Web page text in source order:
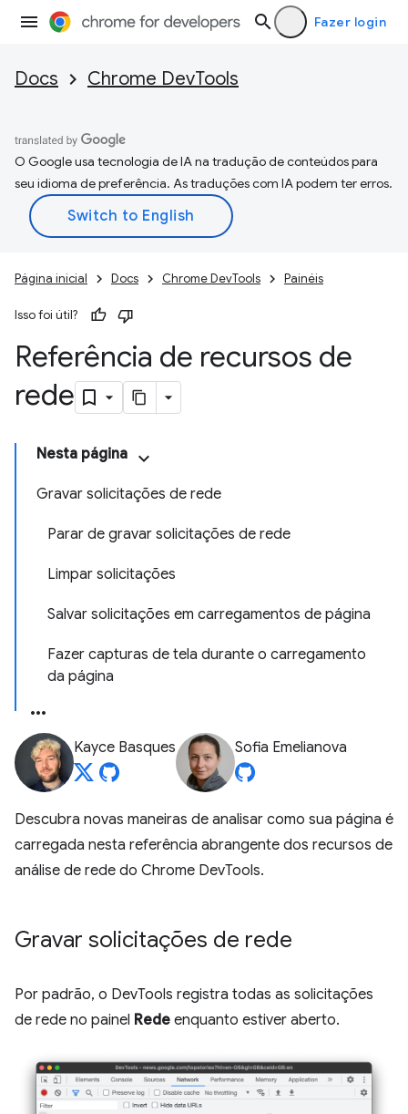
Fazer login
Docs Chrome DevTools
O Google usa tecnologia de IA na tradução de conteúdos para
seu idioma de preferência. As traduções com IA podem ter erros.
Página inicial Docs Chrome DevTools Painéis
Isso foi útil?
Referência de recursos de
rede
Nesta página
Gravar solicitações de rede
Parar de gravar solicitações de rede
Limpar solicitações
Salvar solicitações em carregamentos de página
Fazer capturas de tela durante o carregamento
da página
Kayce Basques Sofia Emelianova
Descubra novas maneiras de analisar como sua página é
carregada nesta referência abrangente dos recursos de
análise de rede do Chrome DevTools.
Gravar solicitações de rede
Por padrão, o DevTools registra todas as solicitações
de rede no painel Rede enquanto estiver aberto.